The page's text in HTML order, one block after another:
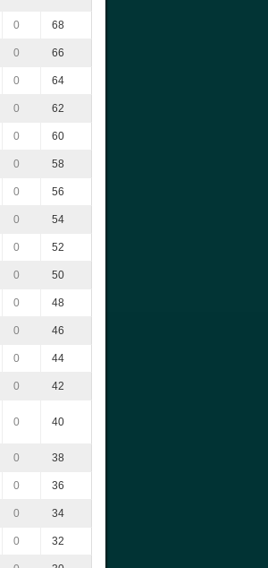
0 68
0 66
0 64
0 62
0 60
0 58
0 56
0 54
0 52
0 50
0 48
0 46
0 44
0 42
0 40
0 38
0 36
0 34
0 32